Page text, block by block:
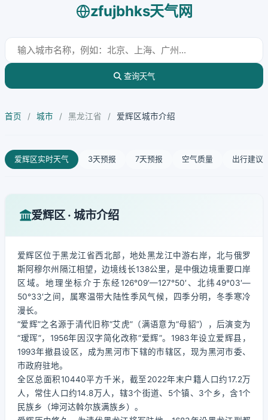
zfujbhks天气网
查询天气
首页 / 城市 / 黑龙江省 / 爱辉区城市介绍
爱辉区实时天气 3天预报 7天预报 空气质量 出行建议
爱辉区 · 城市介绍
爱辉区位于黑龙江省西北部，地处黑龙江中游右岸，北与俄罗
斯阿穆尔州隔江相望，边境线长138公里，是中俄边境重要口岸
区域。地理坐标介于东经126°09′—127°50′、北纬49°03′—
50°33′之间，属寒温带大陆性季风气候，四季分明，冬季寒冷
漫长。
“爱辉”之名源于清代旧称“艾虎”（满语意为“母貂”），后演变为
“瑷珲”，1956年因汉字简化改称“爱辉”。1983年设立爱辉县，
1993年撤县设区，成为黑河市下辖的市辖区，现为黑河市委、
市政府驻地。
全区总面积10440平方千米，截至2022年末户籍人口约17.2万
人，常住人口约14.8万人，辖3个街道、5个镇、3个乡，含1个
民族乡（坤河达斡尔族满族乡）。